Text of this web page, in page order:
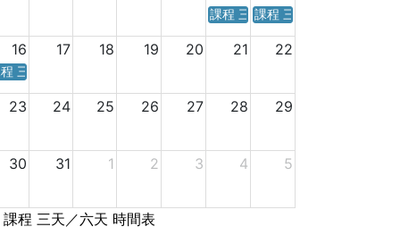
課程 三天／六天 時間表
課程 三天／六天 時間表
16 17 18 19 20 21 22
三天／六天 時間表
23 24 25 26 27 28 29
30 31 1 2 3 4 5
課程 三天／六天 時間表